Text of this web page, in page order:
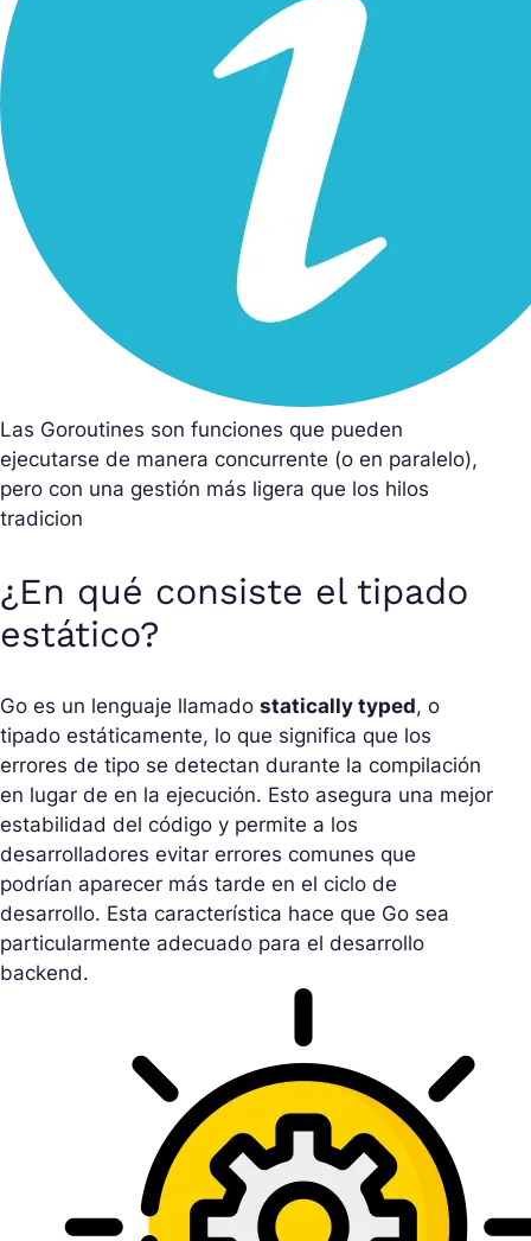
Las Goroutines son funciones que pueden
ejecutarse de manera concurrente (o en paralelo),
pero con una gestión más ligera que los hilos
tradicion
¿En qué consiste el tipado
estático?
Go es un lenguaje llamado statically typed, o
tipado estáticamente, lo que significa que los
errores de tipo se detectan durante la compilación
en lugar de en la ejecución. Esto asegura una mejor
estabilidad del código y permite a los
desarrolladores evitar errores comunes que
podrían aparecer más tarde en el ciclo de
desarrollo. Esta característica hace que Go sea
particularmente adecuado para el desarrollo
backend.